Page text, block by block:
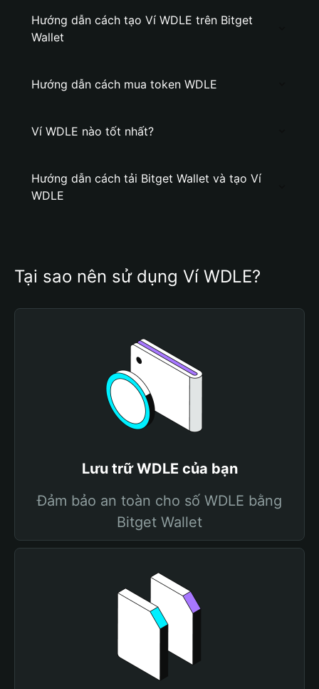
Hướng dẫn cách tạo Ví WDLE trên Bitget
Wallet
Hướng dẫn cách mua token WDLE
Ví WDLE nào tốt nhất?
Hướng dẫn cách tải Bitget Wallet và tạo Ví
WDLE
Tại sao nên sử dụng Ví WDLE?
Lưu trữ WDLE của bạn
Đảm bảo an toàn cho số WDLE bằng
Bitget Wallet